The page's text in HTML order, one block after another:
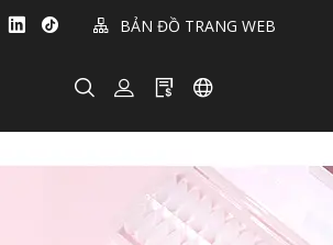
BẢN ĐỒ TRANG WEB